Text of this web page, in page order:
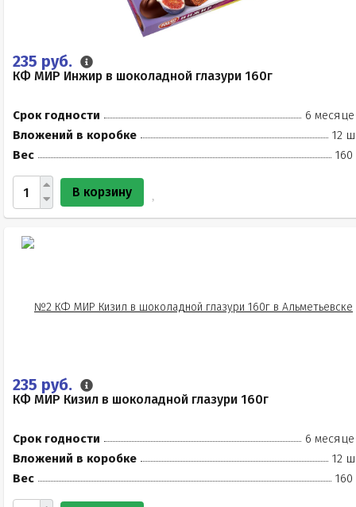
235 руб.
КФ МИР Инжир в шоколадной глазури 160г
Срок годности
6
Вложений в коробке
12
Вес
160
В корзину
235 руб.
КФ МИР Кизил в шоколадной глазури 160г
Срок годности
6
Вложений в коробке
12
Вес
160